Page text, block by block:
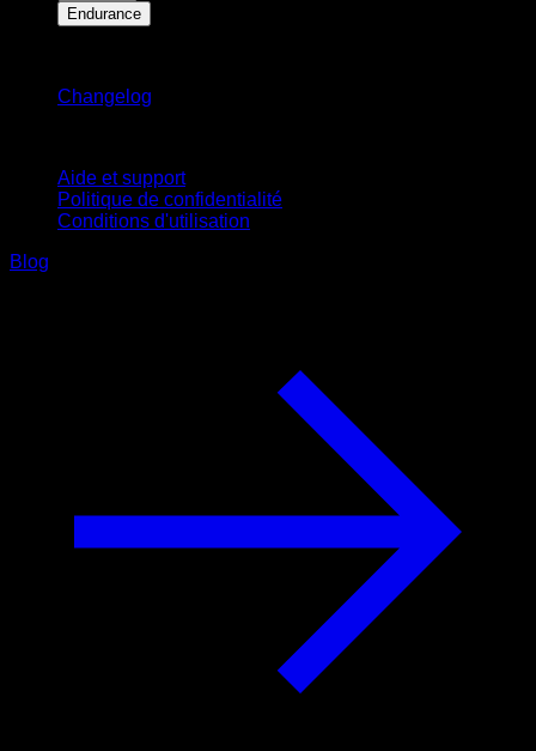
Endurance
Changelog
Aide et support
Politique de confidentialité
Conditions d'utilisation
Blog